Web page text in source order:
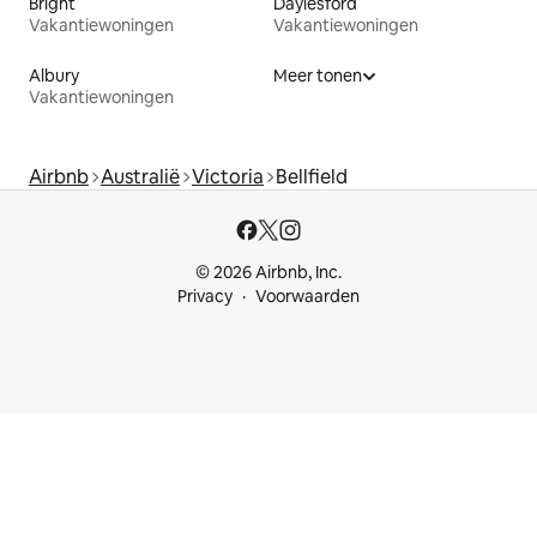
Vakantiewoningen
Vakantiewoningen
Albury
Vakantiewoningen
Meer tonen
Airbnb Australië Victoria Bellfield
© 2026 Airbnb, Inc.
Privacy
Voorwaarden